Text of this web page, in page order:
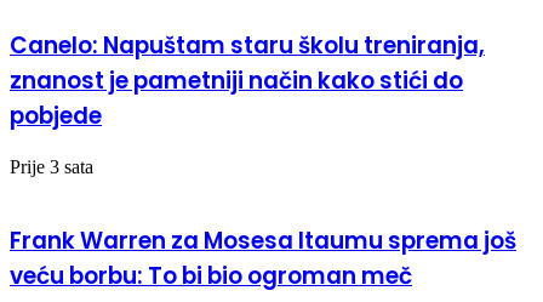
Canelo: Napuštam staru školu treniranja,
znanost je pametniji način kako stići do
pobjede
Prije 3 sata
Frank Warren za Mosesa Itaumu sprema još
veću borbu: To bi bio ogroman meč